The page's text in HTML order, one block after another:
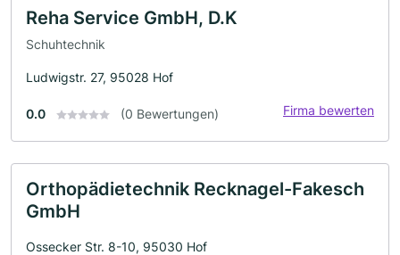
Reha Service GmbH, D.K
Schuhtechnik
Ludwigstr. 27, 95028 Hof
0.0 (0 Bewertungen) Firma bewerten
Orthopädietechnik Recknagel-Fakesch
GmbH
Ossecker Str. 8-10, 95030 Hof